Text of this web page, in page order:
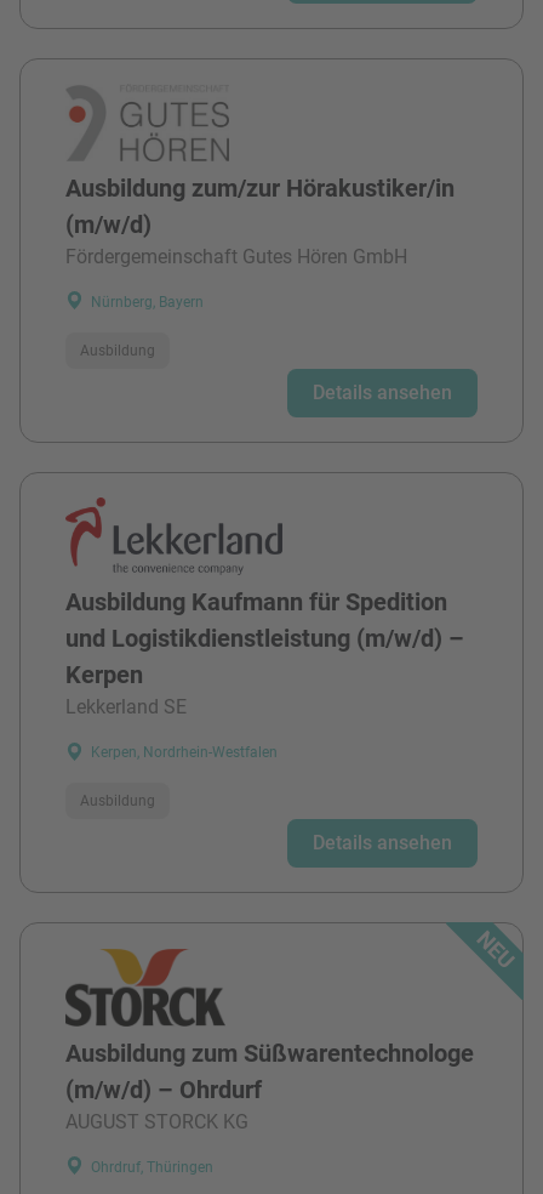
Ausbildung zum/zur Hörakustiker/in
(m/w/d)
Fördergemeinschaft Gutes Hören GmbH
Nürnberg, Bayern
Ausbildung
Details ansehen
Ausbildung Kaufmann für Spedition
und Logistikdienstleistung (m/w/d) –
Kerpen
Lekkerland SE
Kerpen, Nordrhein-Westfalen
Ausbildung
Details ansehen
Ausbildung zum Süßwarentechnologe
(m/w/d) – Ohrdurf
AUGUST STORCK KG
Ohrdruf, Thüringen